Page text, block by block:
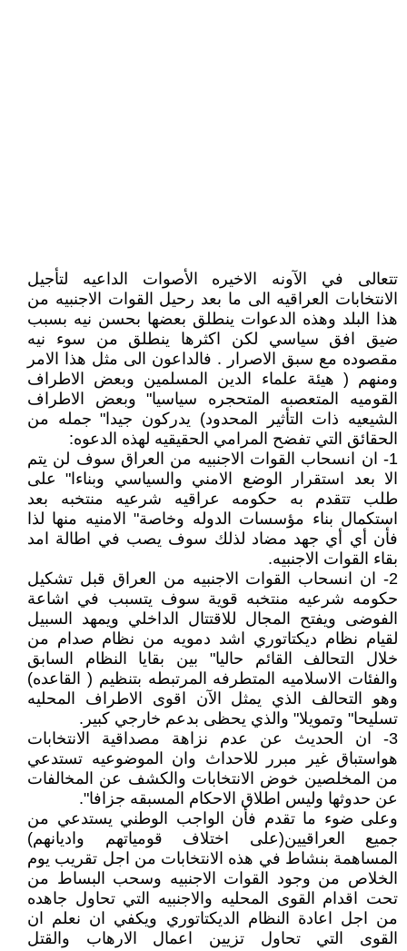
تتعالى في الآونه الاخيره الأصوات الداعيه لتأجيل
الانتخابات العراقيه الى ما بعد رحيل القوات الاجنبيه من
هذا البلد وهذه الدعوات ينطلق بعضها بحسن نيه بسبب
ضيق افق سياسي لكن اكثرها ينطلق من سوء نيه
مقصوده مع سبق الاصرار . فالداعون الى مثل هذا الامر
ومنهم ( هيئة علماء الدين المسلمين وبعض الاطراف
القوميه المتعصبه المتحجره سياسيا" وبعض الاطراف
الشيعيه ذات التأثير المحدود) يدركون جيدا" جمله من
الحقائق التي تفضح المرامي الحقيقيه لهذه الدعوه:
1- ان انسحاب القوات الاجنبيه من العراق سوف لن يتم
الا بعد استقرار الوضع الامني والسياسي وبناءا" على
طلب تتقدم به حكومه عراقيه شرعيه منتخبه بعد
استكمال بناء مؤسسات الدوله وخاصة" الامنيه منها لذا
فأن أي أي جهد مضاد لذلك سوف يصب في اطالة امد
بقاء القوات الاجنبيه.
2- ان انسحاب القوات الاجنبيه من العراق قبل تشكيل
حكومه شرعيه منتخبه قوية سوف يتسبب في اشاعة
الفوضى ويفتح المجال للاقتتال الداخلي ويمهد السبيل
لقيام نظام ديكتاتوري اشد دمويه من نظام صدام من
خلال التحالف القائم حاليا" بين بقايا النظام السابق
والفئات الاسلاميه المتطرفه المرتبطه بتنظيم ( القاعده)
وهو التحالف الذي يمثل الآن اقوى الاطراف المحليه
تسليحا" وتمويلا" والذي يحظى بدعم خارجي كبير.
3- ان الحديث عن عدم نزاهة مصداقية الانتخابات
هواستباق غير مبرر للاحداث وان الموضوعيه تستدعي
من المخلصين خوض الانتخابات والكشف عن المخالفات
عن حدوثها وليس اطلاق الاحكام المسبقه جزافا".
وعلى ضوء ما تقدم فأن الواجب الوطني يستدعي من
جميع العراقيين(على اختلاف قومياتهم واديانهم)
المساهمة بنشاط في هذه الانتخابات من اجل تقريب يوم
الخلاص من وجود القوات الاجنبيه وسحب البساط من
تحت اقدام القوى المحليه والاجنبيه التي تحاول جاهده
من اجل اعادة النظام الديكتاتوري ويكفي ان نعلم ان
القوى التي تحاول تزيين اعمال الارهاب والقتل